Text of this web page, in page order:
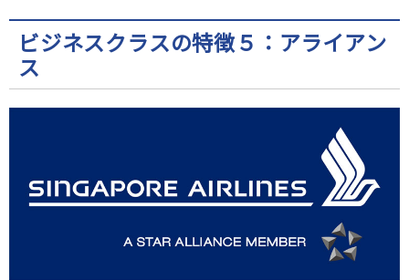
ビジネスクラスの特徴５：アライアン
ス